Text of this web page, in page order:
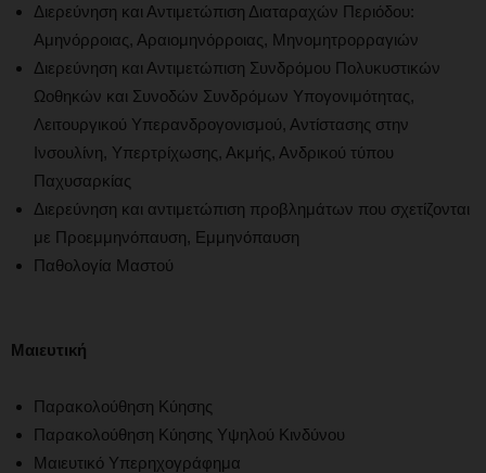
Διερεύνηση και Αντιμετώπιση Διαταραχών Περιόδου:
Αμηνόρροιας, Αραιομηνόρροιας, Μηνομητρορραγιών
Διερεύνηση και Αντιμετώπιση Συνδρόμου Πολυκυστικών
Ωοθηκών και Συνοδών Συνδρόμων Υπογονιμότητας,
Λειτουργικού Υπερανδρογονισμού, Αντίστασης στην
Ινσουλίνη, Υπερτρίχωσης, Ακμής, Ανδρικού τύπου
Παχυσαρκίας
Διερεύνηση και αντιμετώπιση προβλημάτων που σχετίζονται
με Προεμμηνόπαυση, Εμμηνόπαυση
Παθολογία Μαστού
Μαιευτική
Παρακολούθηση Κύησης
Παρακολούθηση Κύησης Υψηλού Κινδύνου
Μαιευτικό Υπερηχογράφημα